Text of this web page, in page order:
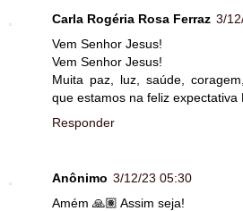
Carla Rogéria Rosa Ferraz 3/
Vem Senhor Jesus!
Vem Senhor Jesus!
Muita paz, luz, saúde,
que estamos na feliz expectativa
Responder
Anônimo 3/12/23 05:30
Amém 🙏🏽 Assim seja!